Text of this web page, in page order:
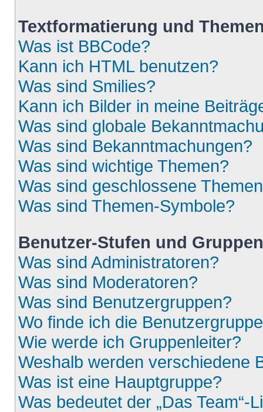
Textformatierung und
Was ist BBCode?
Kann ich HTML benutzen?
Was sind Smilies?
Kann ich Bilder in meine
Was sind globale
Was sind Bekanntmachungen?
Was sind wichtige Themen?
Was sind geschlossene
Was sind Themen-Symbole?
Benutzer-Stufen und Gruppen
Was sind Administratoren?
Was sind Moderatoren?
Was sind Benutzergruppen?
Wo finde ich die
Wie werde ich Gruppenleiter?
Weshalb werden verschiedene
Was ist eine Hauptgruppe?
Was bedeutet der „Das Team“-